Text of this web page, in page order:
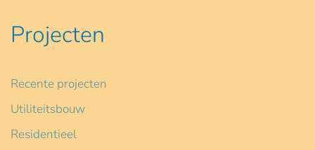
Projecten
Recente projecten
Utiliteitsbouw
Residentieel